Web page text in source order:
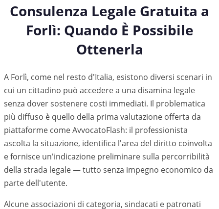
Consulenza Legale Gratuita a
Forlì: Quando È Possibile
Ottenerla
A Forlì, come nel resto d'Italia, esistono diversi scenari in
cui un cittadino può accedere a una disamina legale
senza dover sostenere costi immediati. Il problematica
più diffuso è quello della prima valutazione offerta da
piattaforme come AvvocatoFlash: il professionista
ascolta la situazione, identifica l'area del diritto coinvolta
e fornisce un'indicazione preliminare sulla percorribilità
della strada legale — tutto senza impegno economico da
parte dell'utente.
Alcune associazioni di categoria, sindacati e patronati